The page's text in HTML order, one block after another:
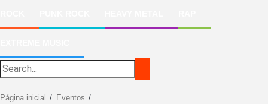
Página inicial
Eventos